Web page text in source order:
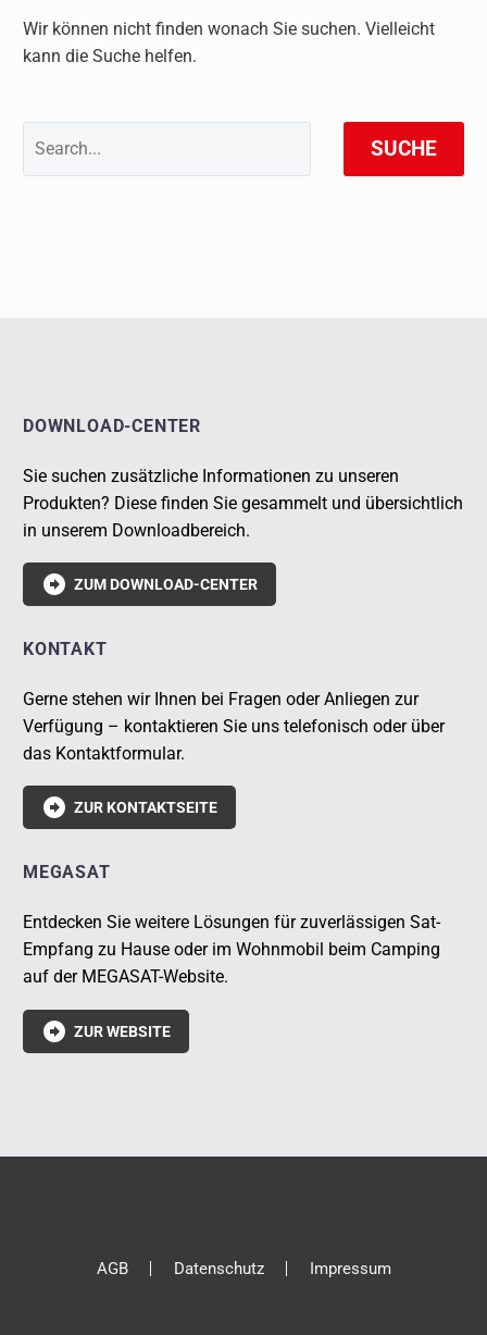
Wir können nicht finden wonach Sie suchen. Vielleicht
kann die Suche helfen.
SUCHE
DOWNLOAD-CENTER
Sie suchen zusätzliche Informationen zu unseren
Produkten? Diese finden Sie gesammelt und übersichtlich
in unserem Downloadbereich.
 ZUM DOWNLOAD-CENTER
KONTAKT
Gerne stehen wir Ihnen bei Fragen oder Anliegen zur
Verfügung – kontaktieren Sie uns telefonisch oder über
das Kontaktformular.
 ZUR KONTAKTSEITE
MEGASAT
Entdecken Sie weitere Lösungen für zuverlässigen Sat-
Empfang zu Hause oder im Wohnmobil beim Camping
auf der MEGASAT-Website.
 ZUR WEBSITE
AGB Datenschutz Impressum